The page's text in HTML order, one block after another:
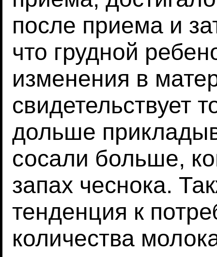
после приема и
что грудной
изменения в
свидетельствует
дольше
сосали больше,
запах чеснока.
тенденция к
количества